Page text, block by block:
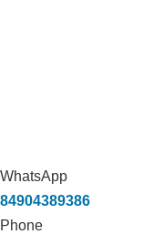
WhatsApp
84904389386
Phone